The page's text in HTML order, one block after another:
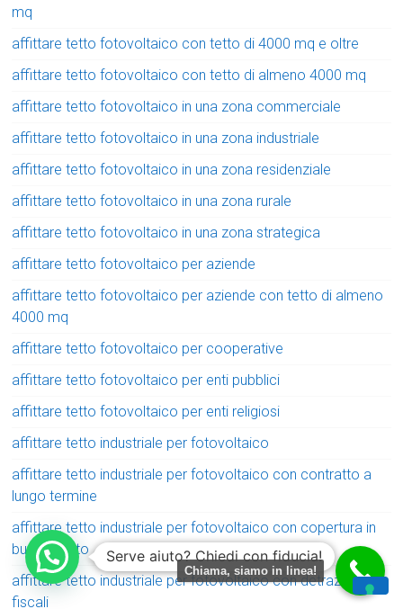
mq
affittare tetto fotovoltaico con tetto di 4000 mq e oltre
affittare tetto fotovoltaico con tetto di almeno 4000 mq
affittare tetto fotovoltaico in una zona commerciale
affittare tetto fotovoltaico in una zona industriale
affittare tetto fotovoltaico in una zona residenziale
affittare tetto fotovoltaico in una zona rurale
affittare tetto fotovoltaico in una zona strategica
affittare tetto fotovoltaico per aziende
affittare tetto fotovoltaico per aziende con tetto di almeno
4000 mq
affittare tetto fotovoltaico per cooperative
affittare tetto fotovoltaico per enti pubblici
affittare tetto fotovoltaico per enti religiosi
affittare tetto industriale per fotovoltaico
affittare tetto industriale per fotovoltaico con contratto a
lungo termine
affittare tetto industriale per fotovoltaico con copertura in
buono stato
affittare tetto industriale per fotovoltaico con detrazioni
fiscali
Serve aiuto? Chiedi con fiducia!
Chiama, siamo in linea!